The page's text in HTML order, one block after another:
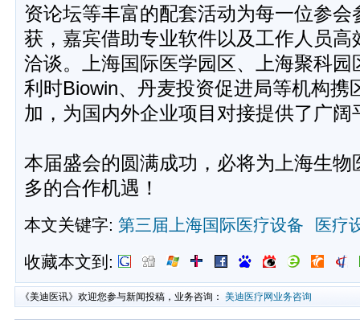
资论坛等丰富的配套活动为每一位参
获，嘉宾借助专业软件以及工作人员
洽谈。上海国际医学园区、上海聚科
利时Biowin、丹麦投资促进局等机构携
加，为国内外企业项目对接提供了广阔
本届盛会的圆满成功，必将为上海生
多的合作机遇！
本文关键字: 第三届上海国际医疗设备
医疗
收藏本文到:
《美迪医讯》欢迎您参与新闻投稿，业务咨询： 美迪医疗网业务咨询